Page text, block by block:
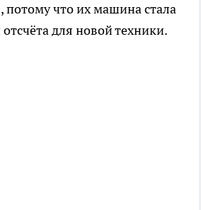
что их машина стала
для новой техники.